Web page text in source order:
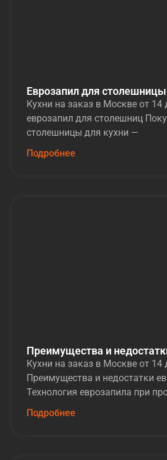
Еврозапил для
Кухни на заказ в Москве от 14
еврозапил для столешниц
столешницы для кухни —
Подробнее
Преимущества и
Кухни на заказ в Москве от 14
Преимущества и недостатки
Технология еврозапила при
Подробнее